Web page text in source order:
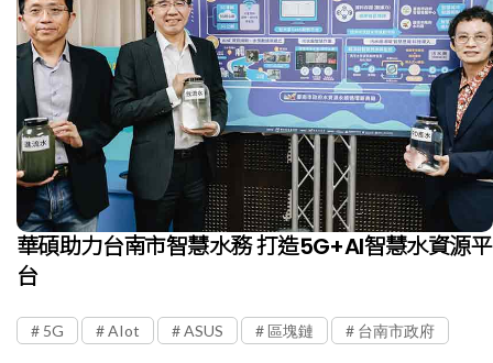
華碩助力台南市智慧水務 打造5G+AI智慧水資源平
台
5G AIot ASUS 區塊鏈 台南市政府